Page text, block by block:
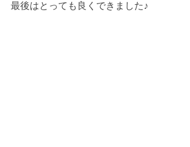
最後はとっても良くできました♪